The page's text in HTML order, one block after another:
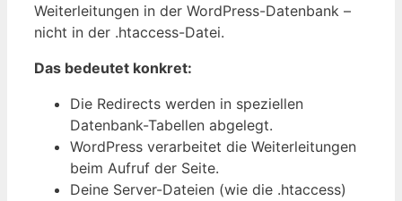
Weiterleitungen in der WordPress-Datenbank –
nicht in der .htaccess-Datei.
Das bedeutet konkret:
Die Redirects werden in speziellen
Datenbank-Tabellen abgelegt.
WordPress verarbeitet die Weiterleitungen
beim Aufruf der Seite.
Deine Server-Dateien (wie die .htaccess)